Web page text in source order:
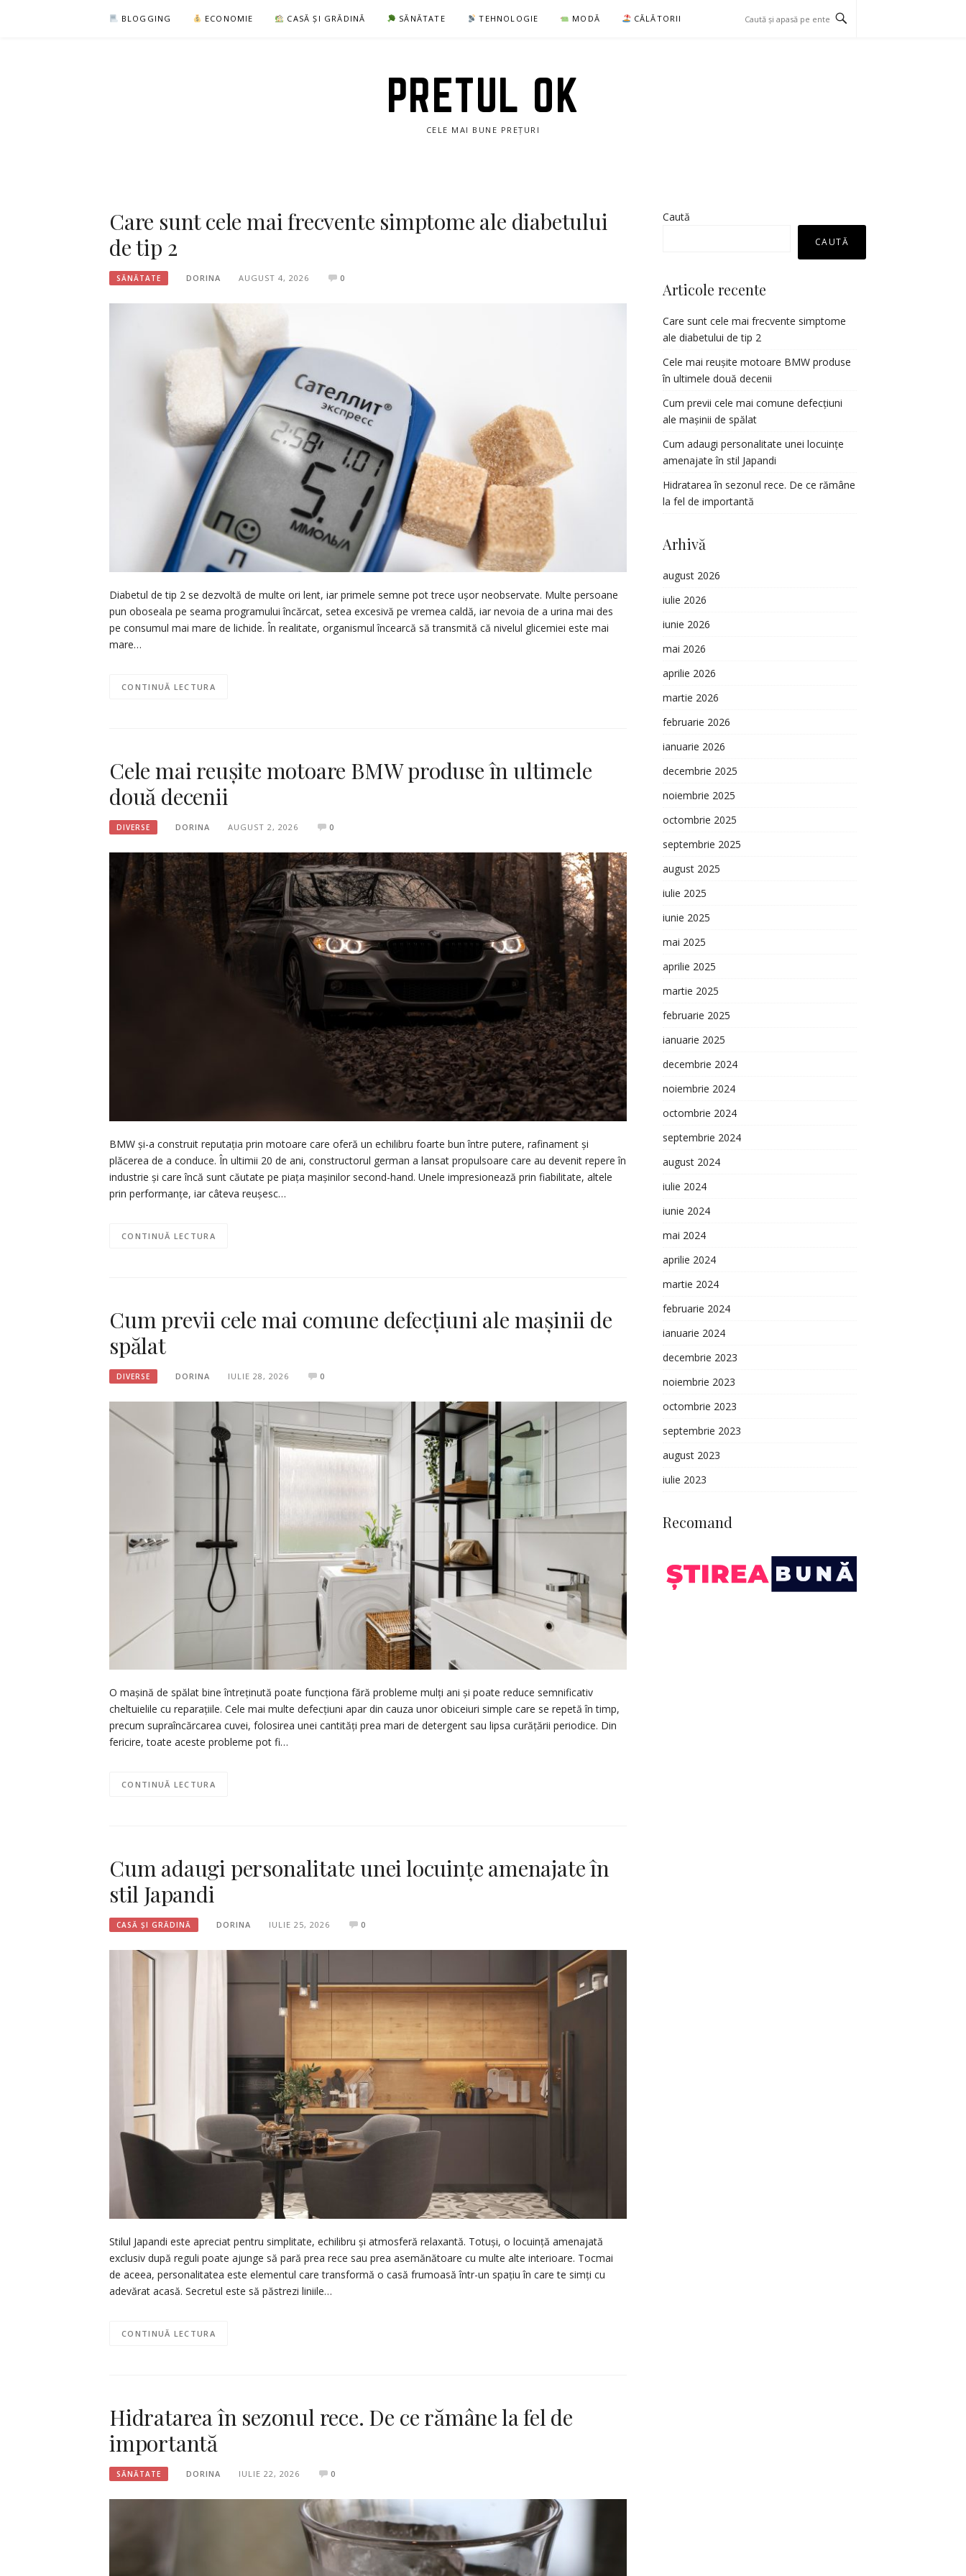
BLOGGING ECONOMIE CASĂ ȘI GRĂDINĂ SĂNĂTATE TEHNOLOGIE MODĂ CĂLĂTORII
PRETUL OK
CELE MAI BUNE PREȚURI
Care sunt cele mai frecvente simptome ale diabetului
de tip 2
SĂNĂTATE DORINA AUGUST 4, 2026 0
Diabetul de tip 2 se dezvoltă de multe ori lent, iar primele semne pot trece ușor neobservate. Multe persoane
pun oboseala pe seama programului încărcat, setea excesivă pe vremea caldă, iar nevoia de a urina mai des
pe consumul mai mare de lichide. În realitate, organismul încearcă să transmită că nivelul glicemiei este mai
mare…
CONTINUĂ LECTURA
Cele mai reușite motoare BMW produse în ultimele
două decenii
DIVERSE DORINA AUGUST 2, 2026 0
BMW și-a construit reputația prin motoare care oferă un echilibru foarte bun între putere, rafinament și
plăcerea de a conduce. În ultimii 20 de ani, constructorul german a lansat propulsoare care au devenit repere în
industrie și care încă sunt căutate pe piața mașinilor second-hand. Unele impresionează prin fiabilitate, altele
prin performanțe, iar câteva reușesc…
CONTINUĂ LECTURA
Cum previi cele mai comune defecțiuni ale mașinii de
spălat
DIVERSE DORINA IULIE 28, 2026 0
O mașină de spălat bine întreținută poate funcționa fără probleme mulți ani și poate reduce semnificativ
cheltuielile cu reparațiile. Cele mai multe defecțiuni apar din cauza unor obiceiuri simple care se repetă în timp,
precum supraîncărcarea cuvei, folosirea unei cantități prea mari de detergent sau lipsa curățării periodice. Din
fericire, toate aceste probleme pot fi…
CONTINUĂ LECTURA
Cum adaugi personalitate unei locuințe amenajate în
stil Japandi
CASĂ ȘI GRĂDINĂ DORINA IULIE 25, 2026 0
Stilul Japandi este apreciat pentru simplitate, echilibru și atmosferă relaxantă. Totuși, o locuință amenajată
exclusiv după reguli poate ajunge să pară prea rece sau prea asemănătoare cu multe alte interioare. Tocmai
de aceea, personalitatea este elementul care transformă o casă frumoasă într-un spațiu în care te simți cu
adevărat acasă. Secretul este să păstrezi liniile…
CONTINUĂ LECTURA
Hidratarea în sezonul rece. De ce rămâne la fel de
importantă
SĂNĂTATE DORINA IULIE 22, 2026 0
Caută
CAUTĂ
Articole recente
Care sunt cele mai frecvente simptome
ale diabetului de tip 2
Cele mai reușite motoare BMW produse
în ultimele două decenii
Cum previi cele mai comune defecțiuni
ale mașinii de spălat
Cum adaugi personalitate unei locuințe
amenajate în stil Japandi
Hidratarea în sezonul rece. De ce rămâne
la fel de importantă
Arhivă
august 2026
iulie 2026
iunie 2026
mai 2026
aprilie 2026
martie 2026
februarie 2026
ianuarie 2026
decembrie 2025
noiembrie 2025
octombrie 2025
septembrie 2025
august 2025
iulie 2025
iunie 2025
mai 2025
aprilie 2025
martie 2025
februarie 2025
ianuarie 2025
decembrie 2024
noiembrie 2024
octombrie 2024
septembrie 2024
august 2024
iulie 2024
iunie 2024
mai 2024
aprilie 2024
martie 2024
februarie 2024
ianuarie 2024
decembrie 2023
noiembrie 2023
octombrie 2023
septembrie 2023
august 2023
iulie 2023
Recomand